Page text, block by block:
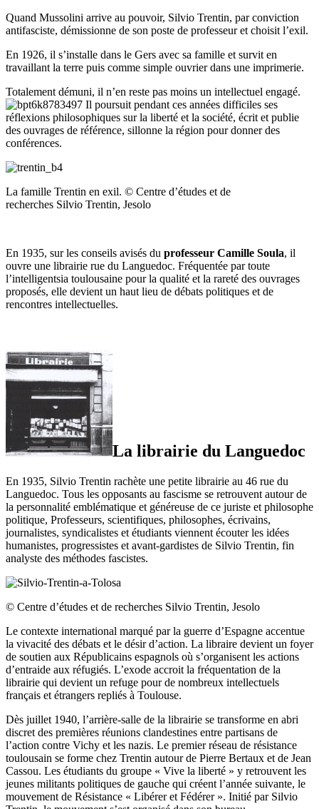
Quand Mussolini arrive au pouvoir, Silvio Trentin, par conviction
antifasciste, démissionne de son poste de professeur et choisit l’exil.
En 1926, il s’installe dans le Gers avec sa famille et survit en
travaillant la terre puis comme simple ouvrier dans une imprimerie.
Totalement démuni, il n’en reste pas moins un intellectuel engagé.
Il poursuit pendant ces années difficiles ses
réflexions philosophiques sur la liberté et la société, écrit et publie
des ouvrages de référence, sillonne la région pour donner des
conférences.
La famille Trentin en exil. © Centre d’études et de
recherches Silvio Trentin, Jesolo
En 1935, sur les conseils avisés du professeur Camille Soula, il
ouvre une librairie rue du Languedoc. Fréquentée par toute
l’intelligentsia toulousaine pour la qualité et la rareté des ouvrages
proposés, elle devient un haut lieu de débats politiques et de
rencontres intellectuelles.
La librairie du Languedoc
En 1935, Silvio Trentin rachète une petite librairie au 46 rue du
Languedoc. Tous les opposants au fascisme se retrouvent autour de
la personnalité emblématique et généreuse de ce juriste et philosophe
politique, Professeurs, scientifiques, philosophes, écrivains,
journalistes, syndicalistes et étudiants viennent écouter les idées
humanistes, progressistes et avant-gardistes de Silvio Trentin, fin
analyste des méthodes fascistes.
© Centre d’études et de recherches Silvio Trentin, Jesolo
Le contexte international marqué par la guerre d’Espagne accentue
la vivacité des débats et le désir d’action. La libraire devient un foyer
de soutien aux Républicains espagnols où s’organisent les actions
d’entraide aux réfugiés. L’exode accroit la fréquentation de la
librairie qui devient un refuge pour de nombreux intellectuels
français et étrangers repliés à Toulouse.
Dès juillet 1940, l’arrière-salle de la librairie se transforme en abri
discret des premières réunions clandestines entre partisans de
l’action contre Vichy et les nazis. Le premier réseau de résistance
toulousain se forme chez Trentin autour de Pierre Bertaux et de Jean
Cassou. Les étudiants du groupe « Vive la liberté » y retrouvent les
jeunes militants politiques de gauche qui créent l’année suivante, le
mouvement de Résistance « Libérer et Fédérer ». Initié par Silvio